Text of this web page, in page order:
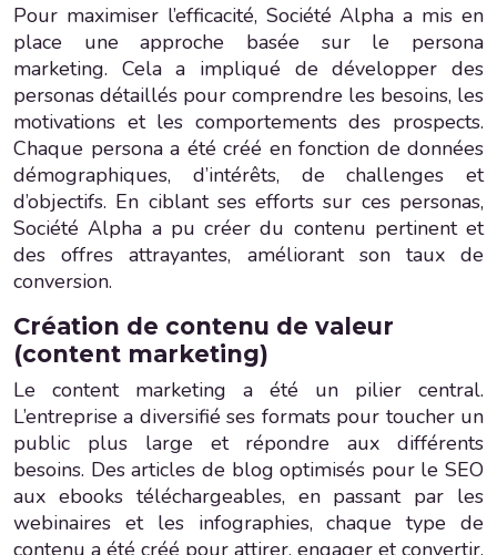
Pour maximiser l’efficacité, Société Alpha a mis en
place une approche basée sur le persona
marketing. Cela a impliqué de développer des
personas détaillés pour comprendre les besoins, les
motivations et les comportements des prospects.
Chaque persona a été créé en fonction de données
démographiques, d’intérêts, de challenges et
d’objectifs. En ciblant ses efforts sur ces personas,
Société Alpha a pu créer du contenu pertinent et
des offres attrayantes, améliorant son taux de
conversion.
Création de contenu de valeur
(content marketing)
Le content marketing a été un pilier central.
L’entreprise a diversifié ses formats pour toucher un
public plus large et répondre aux différents
besoins. Des articles de blog optimisés pour le SEO
aux ebooks téléchargeables, en passant par les
webinaires et les infographies, chaque type de
contenu a été créé pour attirer, engager et convertir.